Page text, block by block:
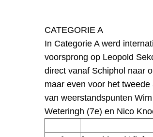
CATEGORIE A
In Categorie A werd
voorsprong op Leopold
direct vanaf Schiphol naar
maar even voor het
van weerstandspunten
Weteringh (7e) en Nico